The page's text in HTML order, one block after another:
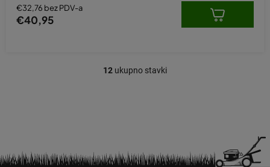
€32,76 bez PDV-a
€40,95
K
l
12 ukupno stavki